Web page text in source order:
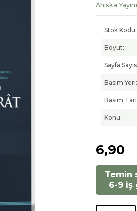
Ahıska
Stok Kodu:
Boyut:
Sayfa
Basım Yeri:
Basım
Konu:
6,90
Temin
6-9 iş